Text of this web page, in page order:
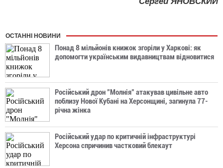
ОСТАННІ НОВИНИ
Понад 8 мільйонів книжок згоріли у Харкові: як
допомогти українським видавництвам відновитися
Російський дрон "Молнія" атакував цивільне авто
поблизу Нової Кубані на Херсонщині, загинула 77-
річна жінка
Російський удар по критичній інфраструктурі
Херсона спричинив частковий блекаут